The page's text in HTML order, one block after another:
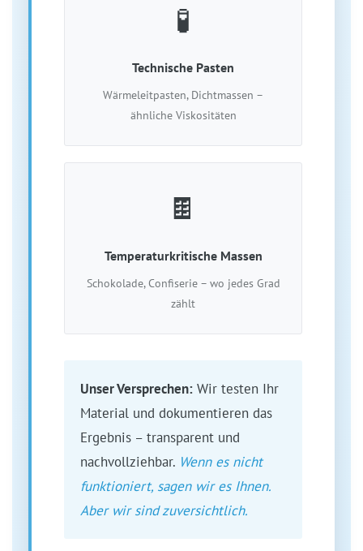
🧪
Technische Pasten
Wärmeleitpasten, Dichtmassen –
ähnliche Viskositäten
🍫
Temperaturkritische Massen
Schokolade, Confiserie – wo jedes Grad
zählt
Unser Versprechen: Wir testen Ihr
Material und dokumentieren das
Ergebnis – transparent und
nachvollziehbar. Wenn es nicht
funktioniert, sagen wir es Ihnen.
Aber wir sind zuversichtlich.